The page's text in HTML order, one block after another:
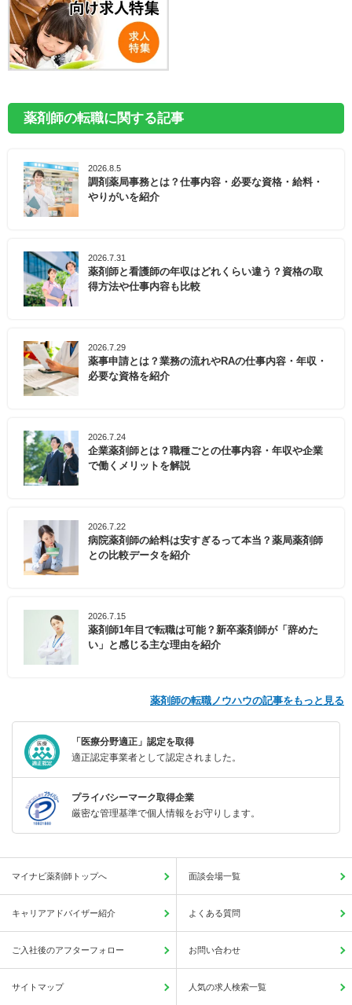
薬剤師の転職に関する記事
2026.8.5
調剤薬局事務とは？仕事内容・必要な資格・給料・
やりがいを紹介
2026.7.31
薬剤師と看護師の年収はどれくらい違う？資格の取
得方法や仕事内容も比較
2026.7.29
薬事申請とは？業務の流れやRAの仕事内容・年収・
必要な資格を紹介
2026.7.24
企業薬剤師とは？職種ごとの仕事内容・年収や企業
で働くメリットを解説
2026.7.22
病院薬剤師の給料は安すぎるって本当？薬局薬剤師
との比較データを紹介
2026.7.15
薬剤師1年目で転職は可能？新卒薬剤師が「辞めた
い」と感じる主な理由を紹介
薬剤師の転職ノウハウの記事をもっと見る
「医療分野適正」認定を取得
適正認定事業者として認定されました。
プライバシーマーク取得企業
厳密な管理基準で個人情報をお守りします。
マイナビ薬剤師トップへ 面談会場一覧
キャリアアドバイザー紹介 よくある質問
ご入社後のアフターフォロー お問い合わせ
サイトマップ 人気の求人検索一覧